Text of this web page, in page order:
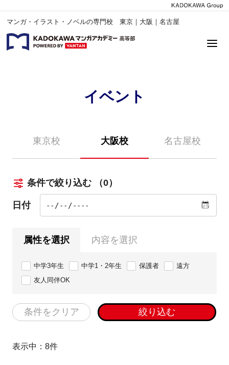
マンガ・イラスト・ノベルの専門校 東京｜大阪｜名古屋
イベント
東京校 大阪校 名古屋校
条件で絞り込む （0）
日付
属性を選択 内容を選択
中学3年生 中学1・2年生 保護者
遠方
友人同伴OK
条件をクリア 絞り込む
表示中： 8件